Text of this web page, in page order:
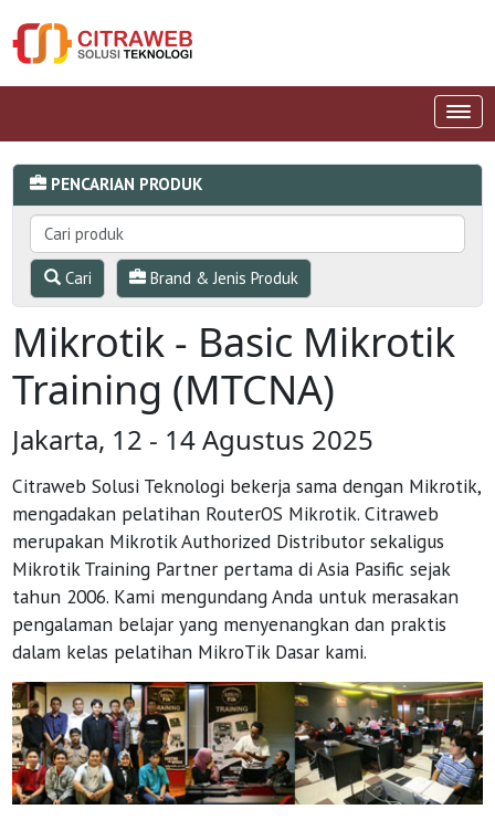
PENCARIAN PRODUK
Cari Brand & Jenis Produk
Mikrotik - Basic Mikrotik
Training (MTCNA)
Jakarta, 12 - 14 Agustus 2025
Citraweb Solusi Teknologi bekerja sama dengan Mikrotik,
mengadakan pelatihan RouterOS Mikrotik. Citraweb
merupakan Mikrotik Authorized Distributor sekaligus
Mikrotik Training Partner pertama di Asia Pasific sejak
tahun 2006. Kami mengundang Anda untuk merasakan
pengalaman belajar yang menyenangkan dan praktis
dalam kelas pelatihan MikroTik Dasar kami.